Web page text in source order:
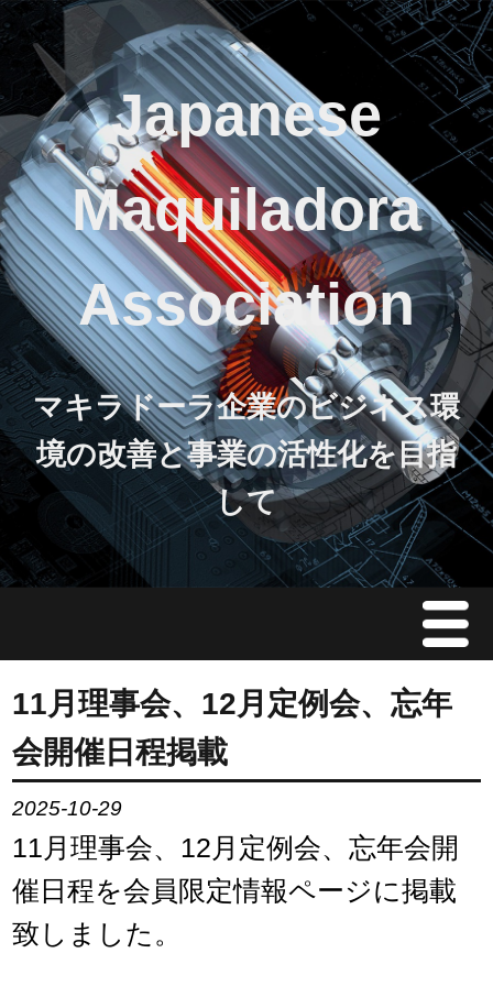
Japanese
Maquiladora
Association
マキラドーラ企業のビジネス環
境の改善と事業の活性化を目指
して
Menu
JMAについて
会員情報
イベント案内
ご入会案内
会員限定情報
11月理事会、12月定例会、忘年
会開催日程掲載
2025-10-29
11月理事会、12月定例会、忘年会開
催日程を会員限定情報ページに掲載
致しました。